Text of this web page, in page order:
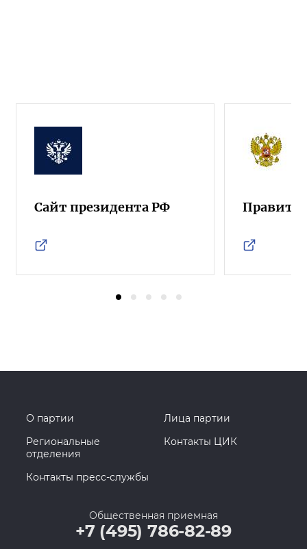
Сайт президента РФ
О партии
Лица партии
Региональные
отделения
Контакты ЦИК
Контакты пресс-службы
Общественная приемная
+7 (495) 786-82-89